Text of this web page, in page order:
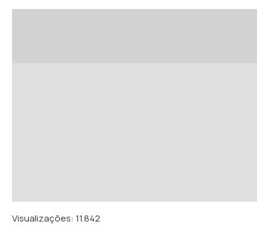
Visualizações: 11.842